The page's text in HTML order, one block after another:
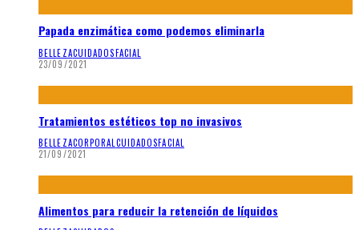
Papada enzimática como podemos eliminarla
BELLEZACUIDADOSFACIAL
23/09/2021
Tratamientos estéticos top no invasivos
BELLEZACORPORAL CUIDADOSFACIAL
21/09/2021
Alimentos para reducir la retención de líquidos